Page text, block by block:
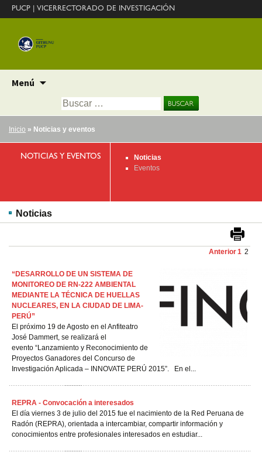
PUCP VICERRECTORADO DE INVESTIGACIÓN
Menú
contenido
Buscar:
Inicio » Noticias y eventos
NOTICIAS Y EVENTOS
Noticias
Eventos
Noticias
Anterior1 2
“DESARROLLO DE UN SISTEMA DE
MONITOREO DE RN-222 AMBIENTAL
MEDIANTE LA TÉCNICA DE HUELLAS
NUCLEARES, EN LA CIUDAD DE LIMA-
PERÚ”
El próximo 19 de Agosto en el Anfiteatro
José Dammert, se realizará el
evento “Lanzamiento y Reconocimiento de
Proyectos Ganadores del Concurso de
Investigación Aplicada – INNOVATE PERÚ 2015”. En el...
REPRA - Convocación a interesados
El día viernes 3 de julio del 2015 fue el nacimiento de la Red Peruana de
Radón (REPRA), orientada a intercambiar, compartir información y
conocimientos entre profesionales interesados en estudiar...